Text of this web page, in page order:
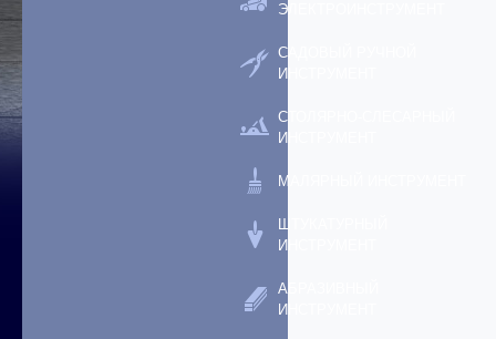
ЭЛЕКТРОИНСТРУМЕНТ
САДОВЫЙ РУЧНОЙ
ИНСТРУМЕНТ
СТОЛЯРНО-СЛЕСАРНЫЙ
ИНСТРУМЕНТ
МАЛЯРНЫЙ ИНСТРУМЕНТ
ШТУКАТУРНЫЙ
ИНСТРУМЕНТ
АБРАЗИВНЫЙ
ИНСТРУМЕНТ